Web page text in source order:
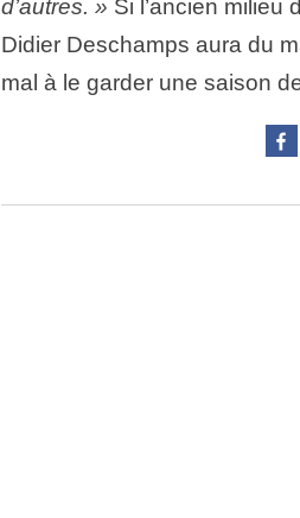
d’autres. » Si l’ancien milieu
Didier Deschamps aura du
mal à le garder une saison